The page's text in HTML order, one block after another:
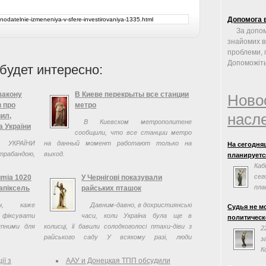
интересно:
про
митниць
1020
каже
для
з
В Киеве перекрыты все станции
метро
В Киевском метрополитене
сообщили, что все станции метро
на данный момент работают только на
выход.
У Чернігові показували
райських пташок
Давним-давно, в дохристиянські
часи, коли Україна була ще в
колисці, її бавили солодкоголосі птахи-діви з
райського саду У всякому разі, люди
впала ...ААУ и Донецкая ТПП обсудили
Допомога
За
знайомих
проблеми,
На
заседания
Судья не